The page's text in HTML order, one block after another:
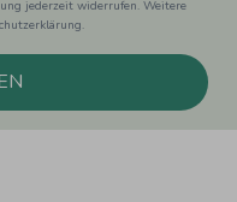
jederzeit widerrufen. Weitere